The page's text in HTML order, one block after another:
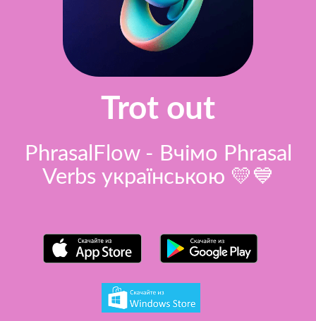
Trot out
PhrasalFlow - Вчімо Phrasal
Verbs українською 💛💙